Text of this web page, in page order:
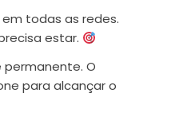
todas as redes.
estar.
permanente. O
para alcançar o